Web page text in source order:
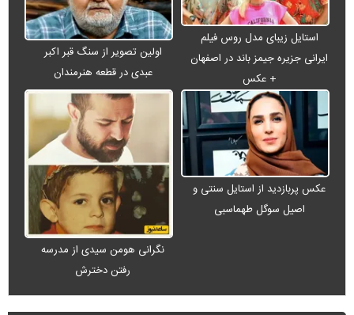
استایل زیبای مدل روس فیلم
ایرانی جزیره جیمز باند در اصفهان
+ عکس
اولین تصویر از سنگ قبر اکبر
عبدی در قطعه هنرمندان
عکس پربازدید از استایل سنتی و
اصیل سوگل طهماسبی
نگرانی هومن سیدی از مدرسه
رفتن دخترش